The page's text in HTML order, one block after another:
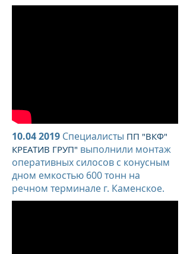
10.04 2019 Специалисты ПП "ВКФ"
КРЕАТИВ ГРУП" выполнили монтаж
оперативных силосов с конусным
дном емкостью 600 тонн на
речном терминале г. Каменское.